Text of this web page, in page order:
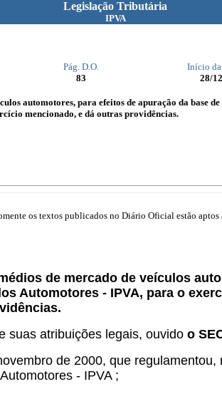
Legislação Tributária
IPVA
Pág. D.O. Início
83 28/
automotores, para efeitos de apuração da base
mencionado, e dá outras providências.
os textos publicados no Diário Oficial estão
de mercado de veículos
Automotores - IPVA, para o
suas atribuições legais, ouvido o
de 2000, que
- IPVA ;